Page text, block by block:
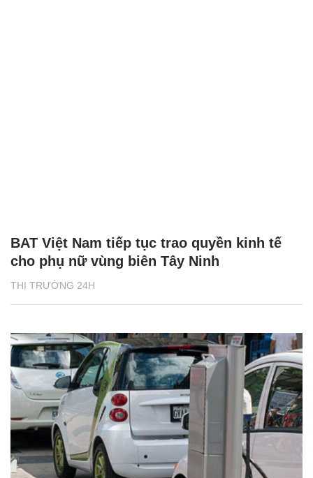
THỊ TRƯỜNG 24H
BAT Việt Nam tiếp tục trao quyền kinh tế
cho phụ nữ vùng biên Tây Ninh